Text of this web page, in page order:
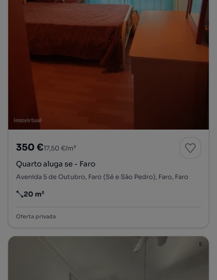
350 €17,50 €/m²
Quarto aluga se - Faro
Avenida 5 de Outubro, Faro (Sé e São Pedro), Faro, Faro
Preço por metro quadrado
20 m²
Oferta privada